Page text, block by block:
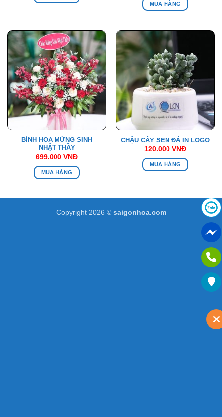
MUA HÀNG
BÌNH HOA MỪNG SINH
NHẬT THẦY
699.000 VNĐ
MUA HÀNG
CHẬU CÂY SEN ĐÁ IN LOGO
120.000 VNĐ
MUA HÀNG
Copyright 2026 © saigonhoa.com